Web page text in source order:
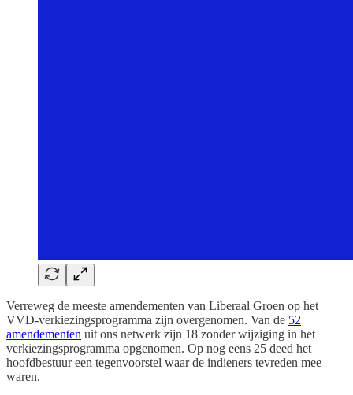
Verreweg de meeste amendementen van Liberaal Groen op het
VVD-verkiezingsprogramma zijn overgenomen. Van de 52
amendementen uit ons netwerk zijn 18 zonder wijziging in het
verkiezingsprogramma opgenomen. Op nog eens 25 deed het
hoofdbestuur een tegenvoorstel waar de indieners tevreden mee
waren.